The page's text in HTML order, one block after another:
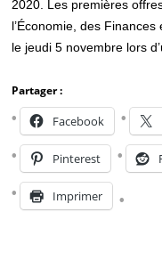
2020. Les premières
l’Économie, des
le jeudi 5 novembre lors
Partager :
Facebook
Pinterest
Imprimer